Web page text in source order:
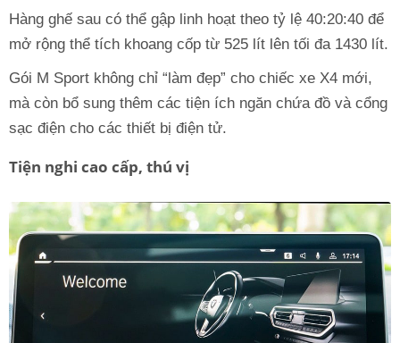
Hàng ghế sau có thể gập linh hoạt theo tỷ lệ 40:20:40 để
mở rộng thể tích khoang cốp từ 525 lít lên tối đa 1430 lít.
Gói M Sport không chỉ “làm đẹp” cho chiếc xe X4 mới,
mà còn bổ sung thêm các tiện ích ngăn chứa đồ và cổng
sạc điện cho các thiết bị điện tử.
Tiện nghi cao cấp, thú vị